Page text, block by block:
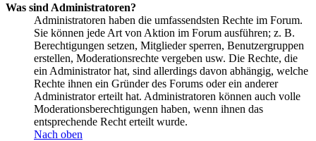
Was sind Administratoren?
Administratoren haben die umfassendsten Rechte im Forum.
Sie können jede Art von Aktion im Forum ausführen; z. B.
Berechtigungen setzen, Mitglieder sperren, Benutzergruppen
erstellen, Moderationsrechte vergeben usw. Die Rechte, die
ein Administrator hat, sind allerdings davon abhängig, welche
Rechte ihnen ein Gründer des Forums oder ein anderer
Administrator erteilt hat. Administratoren können auch volle
Moderationsberechtigungen haben, wenn ihnen das
entsprechende Recht erteilt wurde.
Nach oben